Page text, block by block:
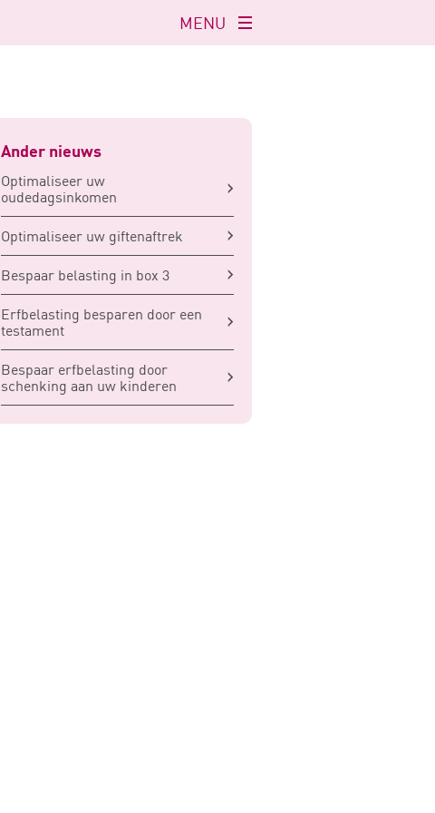
Navigatie
openen
MENU
Ander nieuws
Optimaliseer uw
oudedagsinkomen
Optimaliseer uw giftenaftrek
Bespaar belasting in box 3
Erfbelasting besparen door een
testament
Bespaar erfbelasting door
schenking aan uw kinderen